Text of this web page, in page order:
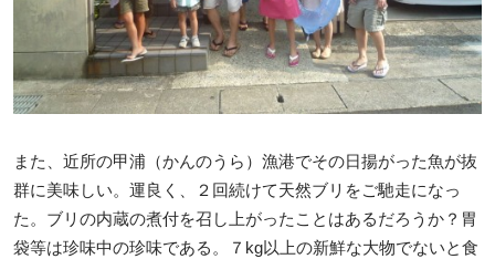
また、近所の甲浦（かんのうら）漁港でその日揚がった魚が抜
群に美味しい。運良く、２回続けて天然ブリをご馳走になっ
た。ブリの内蔵の煮付を召し上がったことはあるだろうか？胃
袋等は珍味中の珍味である。７kg以上の新鮮な大物でないと食